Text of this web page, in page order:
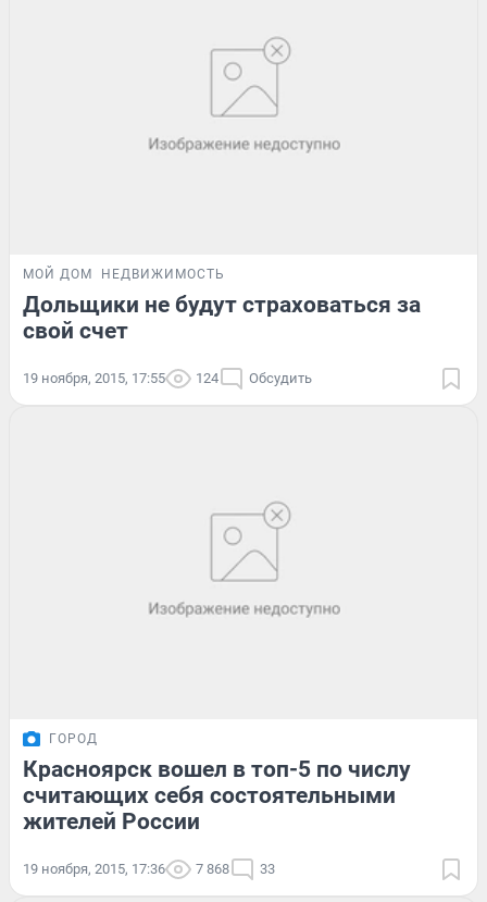
МОЙ ДОМ НЕДВИЖИМОСТЬ
Дольщики не будут страховаться за
свой счет
19 ноября, 2015, 17:55 124 Обсудить
ГОРОД
Красноярск вошел в топ-5 по числу
считающих себя состоятельными
жителей России
19 ноября, 2015, 17:36 7 868 33